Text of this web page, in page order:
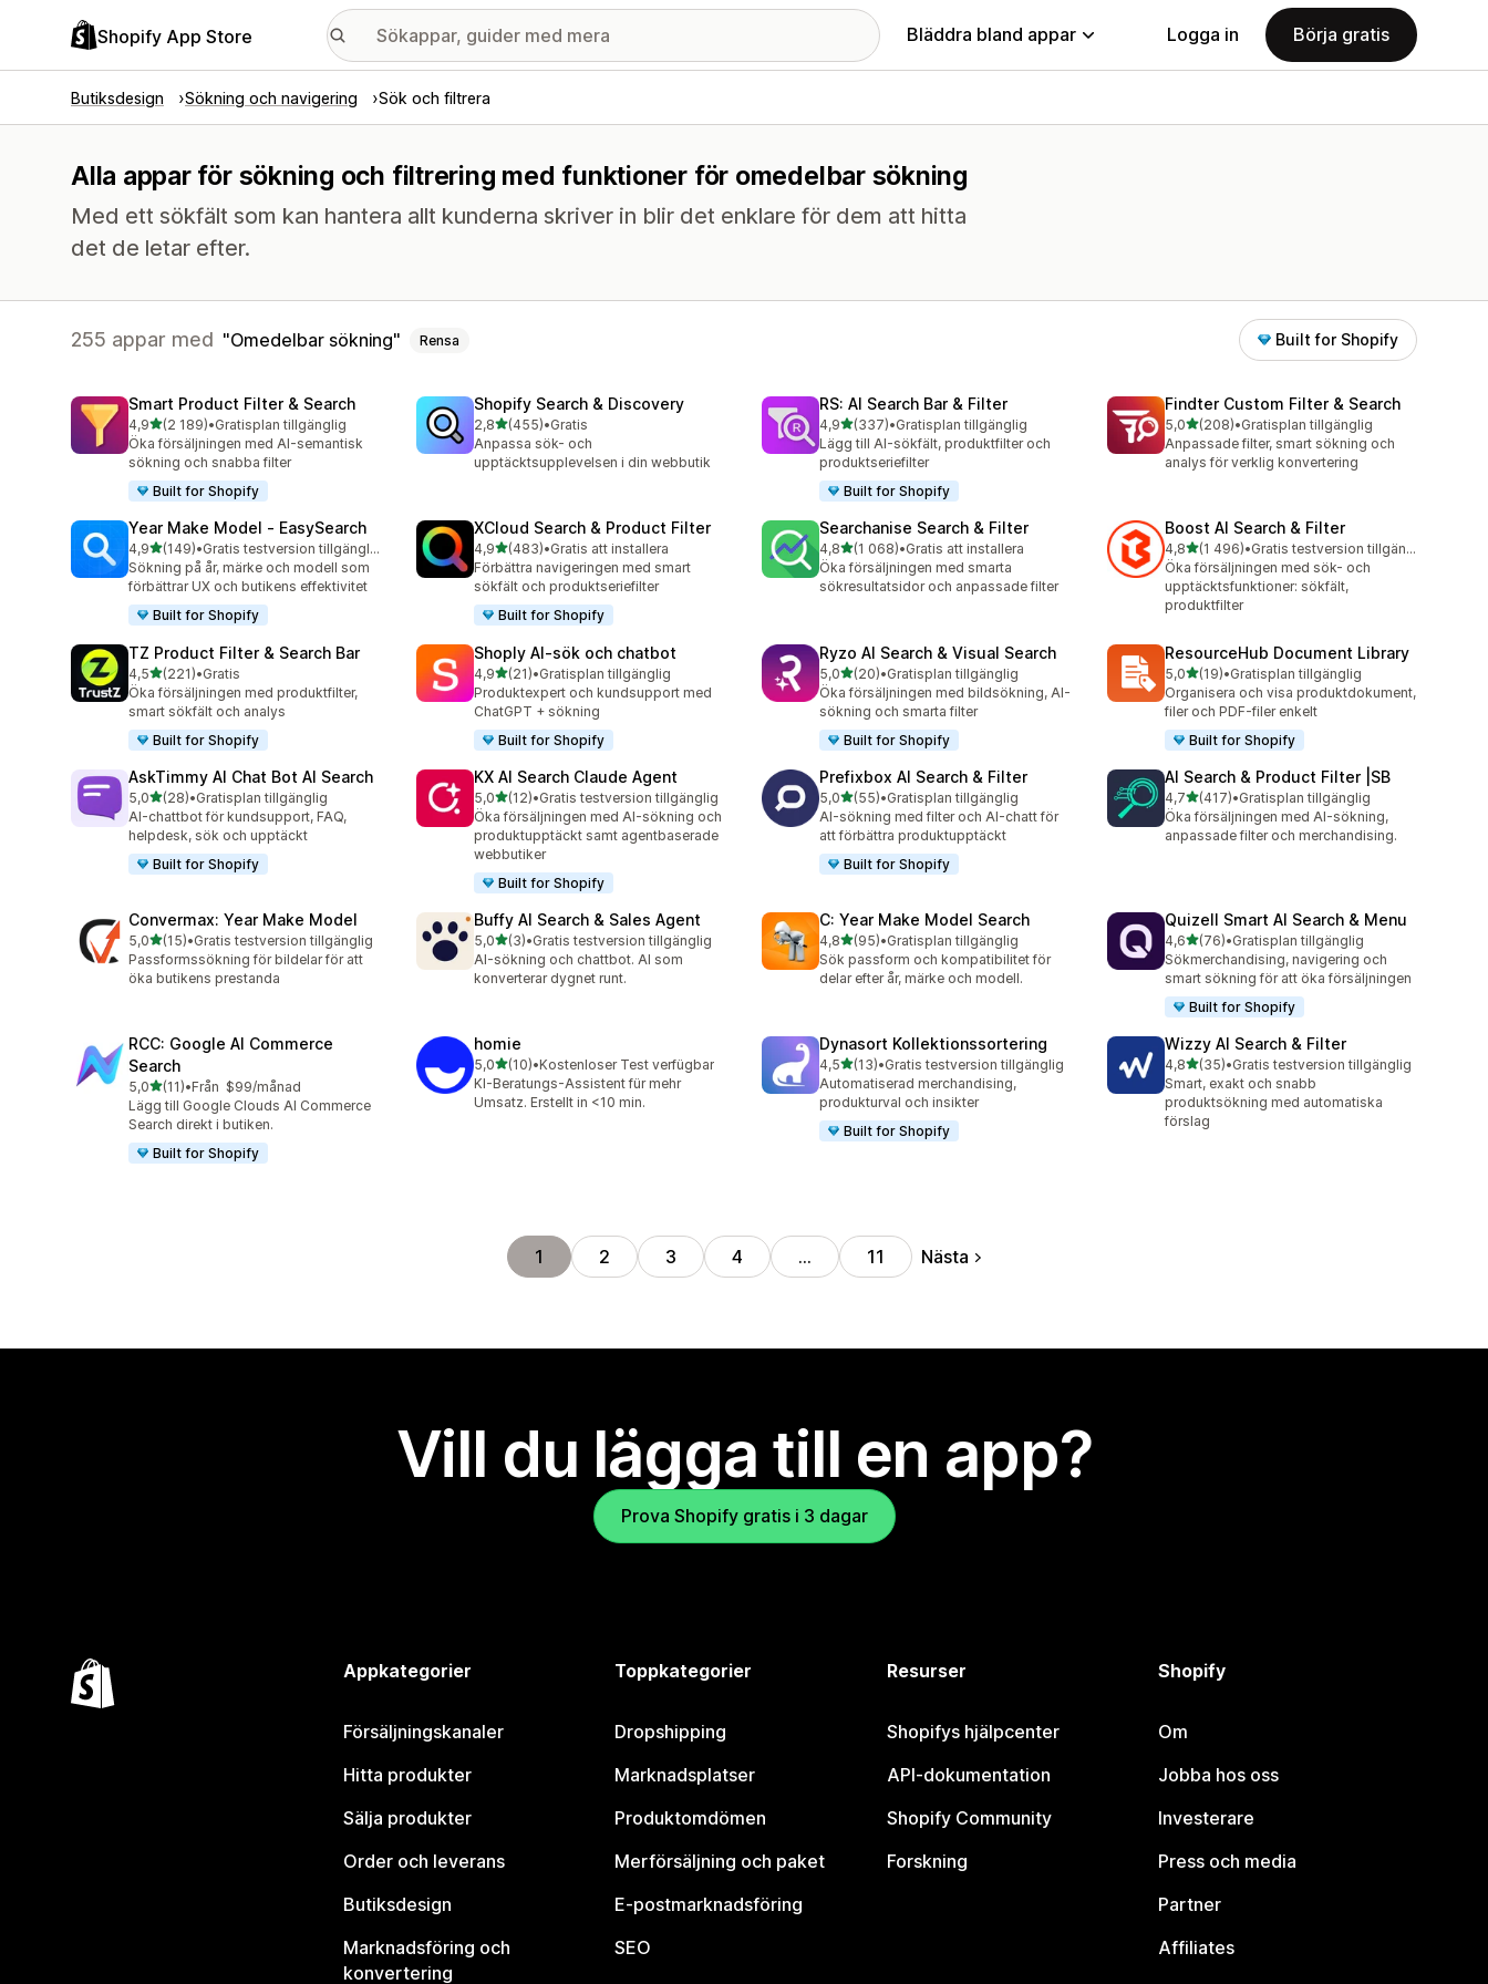
Shopify App Store Bläddra bland appar Logga in Börja gratis
Butiksdesign Sökning och navigering Sök och filtrera
Alla appar för sökning och filtrering med funktioner för omedelbar sökning
Med ett sökfält som kan hantera allt kunderna skriver in blir det enklare för dem att hitta
det de letar efter.
255 appar med Omedelbar sökning Rensa Built for Shopify
Smart Product Filter & Search
4,9av 5 stjärnor
(2 189)
2189 recensioner totalt
•Gratisplan tillgänglig
Öka försäljningen med AI-semantisk
sökning och snabba filter
Built for Shopify
Shopify Search & Discovery
2,8av 5 stjärnor
(455)
455 recensioner totalt
•Gratis
Anpassa sök- och
upptäcktsupplevelsen i din webbutik
RS: AI Search Bar & Filter
4,9av 5 stjärnor
(337)
337 recensioner totalt
•Gratisplan tillgänglig
Lägg till AI-sökfält, produktfilter och
produktseriefilter
Built for Shopify
Findter Custom Filter & Search
5,0av 5 stjärnor
(208)
208 recensioner totalt
•Gratisplan tillgänglig
Anpassade filter, smart sökning och
analys för verklig konvertering
Year Make Model ‑ EasySearch
4,9av 5 stjärnor
(149)
149 recensioner totalt
•
Gratis testversion tillgänglig
Sökning på år, märke och modell som
förbättrar UX och butikens effektivitet
Built for Shopify
XCloud Search & Product Filter
4,9av 5 stjärnor
(483)
483 recensioner totalt
•Gratis att installera
Förbättra navigeringen med smart
sökfält och produktseriefilter
Built for Shopify
Searchanise Search & Filter
4,8av 5 stjärnor
(1 068)
1068 recensioner totalt
•Gratis att installera
Öka försäljningen med smarta
sökresultatsidor och anpassade filter
Boost AI Search & Filter
4,8av 5 stjärnor
(1 496)
1496 recensioner totalt
•
Gratis testversion tillgänglig
Öka försäljningen med sök- och
upptäcktsfunktioner: sökfält,
produktfilter
TZ Product Filter & Search Bar
4,5av 5 stjärnor
(221)
221 recensioner totalt
•Gratis
Öka försäljningen med produktfilter,
smart sökfält och analys
Built for Shopify
Shoply AI‑sök och chatbot
4,9av 5 stjärnor
(21)
21 recensioner totalt
•Gratisplan tillgänglig
Produktexpert och kundsupport med
ChatGPT + sökning
Built for Shopify
Ryzo AI Search & Visual Search
5,0av 5 stjärnor
(20)
20 recensioner totalt
•Gratisplan tillgänglig
Öka försäljningen med bildsökning, AI-
sökning och smarta filter
Built for Shopify
ResourceHub Document Library
5,0av 5 stjärnor
(19)
19 recensioner totalt
•Gratisplan tillgänglig
Organisera och visa produktdokument,
filer och PDF-filer enkelt
Built for Shopify
AskTimmy AI Chat Bot AI Search
5,0av 5 stjärnor
(28)
28 recensioner totalt
•Gratisplan tillgänglig
AI-chattbot för kundsupport, FAQ,
helpdesk, sök och upptäckt
Built for Shopify
KX AI Search Claude Agent
5,0av 5 stjärnor
(12)
12 recensioner totalt
•Gratis testversion tillgänglig
Öka försäljningen med AI-sökning och
produktupptäckt samt agentbaserade
webbutiker
Built for Shopify
Prefixbox AI Search & Filter
5,0av 5 stjärnor
(55)
55 recensioner totalt
•Gratisplan tillgänglig
AI-sökning med filter och AI-chatt för
att förbättra produktupptäckt
Built for Shopify
AI Search & Product Filter |SB
4,7av 5 stjärnor
(417)
417 recensioner totalt
•Gratisplan tillgänglig
Öka försäljningen med AI-sökning,
anpassade filter och merchandising.
Convermax: Year Make Model
5,0av 5 stjärnor
(15)
15 recensioner totalt
•Gratis testversion tillgänglig
Passformssökning för bildelar för att
öka butikens prestanda
Buffy AI Search & Sales Agent
5,0av 5 stjärnor
(3)
3 recensioner totalt
•Gratis testversion tillgänglig
AI-sökning och chattbot. AI som
konverterar dygnet runt.
C: Year Make Model Search
4,8av 5 stjärnor
(95)
95 recensioner totalt
•Gratisplan tillgänglig
Sök passform och kompatibilitet för
delar efter år, märke och modell.
Quizell Smart AI Search & Menu
4,6av 5 stjärnor
(76)
76 recensioner totalt
•Gratisplan tillgänglig
Sökmerchandising, navigering och
smart sökning för att öka försäljningen
Built for Shopify
RCC: Google AI Commerce
Search
5,0av 5 stjärnor
(11)
11 recensioner totalt
•Från $99/månad
Lägg till Google Clouds AI Commerce
Search direkt i butiken.
Built for Shopify
homie
5,0av 5 stjärnor
(10)
10 recensioner totalt
•Kostenloser Test verfügbar
KI-Beratungs-Assistent für mehr
Umsatz. Erstellt in <10 min.
Dynasort Kollektionssortering
4,5av 5 stjärnor
(13)
13 recensioner totalt
•Gratis testversion tillgänglig
Automatiserad merchandising,
produkturval och insikter
Built for Shopify
Wizzy AI Search & Filter
4,8av 5 stjärnor
(35)
35 recensioner totalt
•Gratis testversion tillgänglig
Smart, exakt och snabb
produktsökning med automatiska
förslag
1 2 3 4 … 11 Nästa
Vill du lägga till en app?
Prova Shopify gratis i 3 dagar
Appkategorier
Försäljningskanaler
Hitta produkter
Sälja produkter
Order och leverans
Butiksdesign
Marknadsföring och
konvertering
Toppkategorier
Dropshipping
Marknadsplatser
Produktomdömen
Merförsäljning och paket
E-postmarknadsföring
SEO
Resurser
Shopifys hjälpcenter
API-dokumentation
Shopify Community
Forskning
Shopify
Om
Jobba hos oss
Investerare
Press och media
Partner
Affiliates